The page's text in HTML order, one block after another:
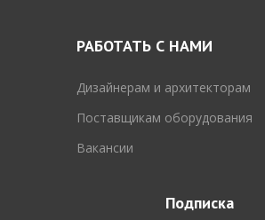
РАБОТАТЬ С НАМИ
Дизайнерам и архитекторам
Поставщикам оборудования
Вакансии
Подписка